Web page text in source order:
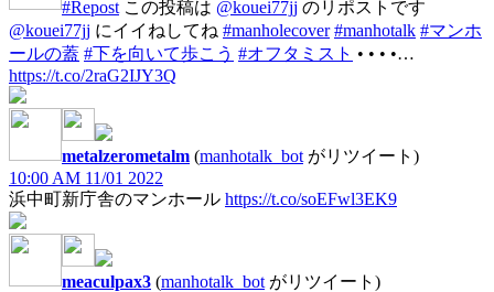
#Repost この投稿は @kouei77jj のリポストです
@kouei77jj にイイねしてね #manholecover #manhotalk #マンホ
ールの蓋 #下を向いて歩こう #オフタミスト • • • •…
https://t.co/2raG2IJY3Q
metalzerometalm (manhotalk_bot がリツイート)
10:00 AM 11/01 2022
浜中町新庁舎のマンホール https://t.co/soEFwl3EK9
meaculpax3 (manhotalk_bot がリツイート)